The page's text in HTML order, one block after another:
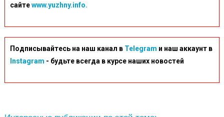
сайтеwww.yuzhny.info.
Подписывайтесь на наш канал в Telegram и наш аккаунт в
Instagram - будьте всегда в курсе наших новостей